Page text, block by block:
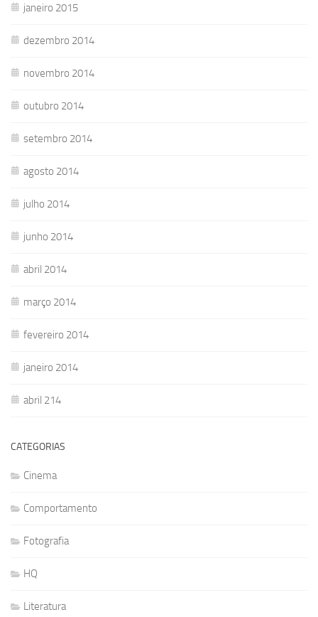
janeiro 2015
dezembro 2014
novembro 2014
outubro 2014
setembro 2014
agosto 2014
julho 2014
junho 2014
abril 2014
março 2014
fevereiro 2014
janeiro 2014
abril 214
CATEGORIAS
Cinema
Comportamento
Fotografia
HQ
Literatura